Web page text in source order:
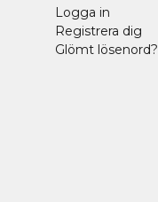
Logga in
Registrera dig
Glömt lösenord?